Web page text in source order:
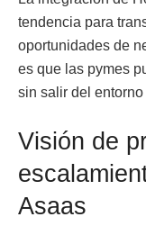
tendencia para
oportunidades de
es que las pymes
sin salir del
Visión de
Asaas